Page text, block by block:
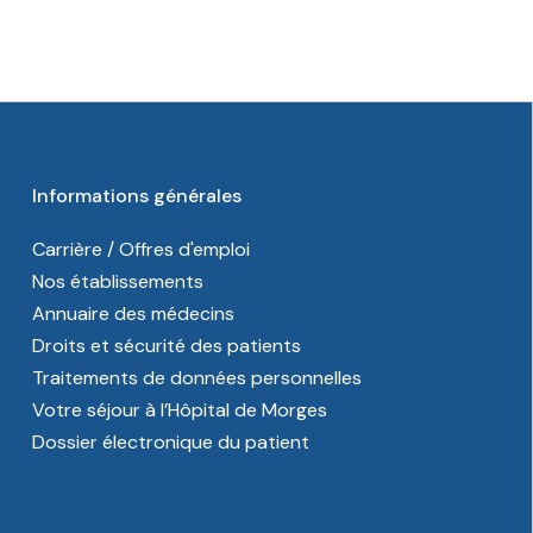
Informations générales
Carrière / Offres d'emploi
Nos établissements
Annuaire des médecins
Droits et sécurité des patients
Traitements de données personnelles
Votre séjour à l’Hôpital de Morges
Dossier électronique du patient